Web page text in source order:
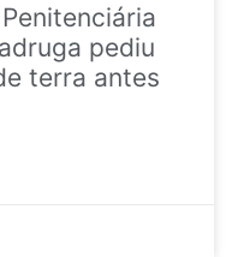
pediu
terra antes